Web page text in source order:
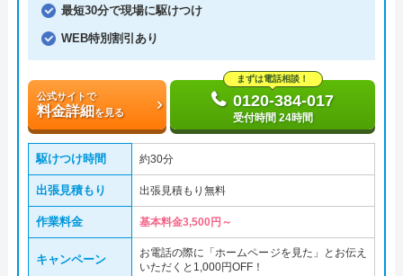
最短30分で現場に駆けつけ
WEB特別割引あり
公式サイトで
料金詳細を見る
まずは電話相談！
0120-384-017
受付時間 24時間
駆けつけ時間 約30分
出張見積もり 出張見積もり無料
作業料金 基本料金3,500円～
キャンペーン
お電話の際に「ホームページを見た」とお伝え
いただくと1,000円OFF！